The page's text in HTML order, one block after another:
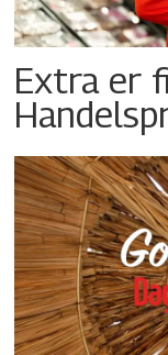
Extra er